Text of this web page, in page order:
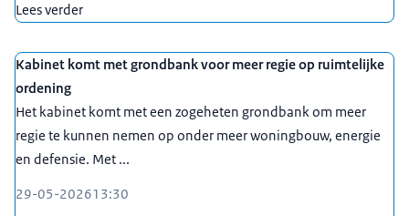
Lees verder
Kabinet komt met grondbank voor meer regie op ruimtelijke
ordening
Het kabinet komt met een zogeheten grondbank om meer
regie te kunnen nemen op onder meer woningbouw, energie
en defensie. Met ...
29-05-202613:30